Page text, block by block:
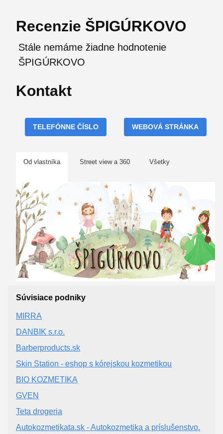
Recenzie ŠPIGÚRKOVO
Stále nemáme žiadne hodnotenie
ŠPIGÚRKOVO
Kontakt
TELEFÓNNE ČÍSLO WEBOVÁ STRÁNKA
Od vlastníka Street view a 360 Všetky
Súvisiace podniky
MIRRA
DANBIK s.r.o.
Barberproducts.sk
Skin Station - eshop s kórejskou kozmetikou
BIO KOZMETIKA
GVEN
Teta drogeria
Autokozmetikata.sk - Autokozmetika a príslušenstvo.